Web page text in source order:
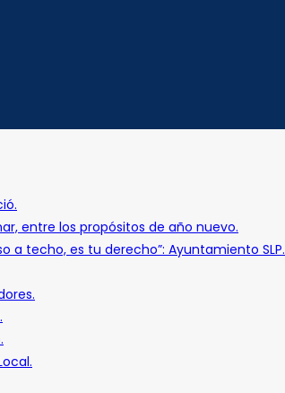
entre los propósitos de año nuevo.
a techo, es tu derecho”: Ayuntamiento SLP.